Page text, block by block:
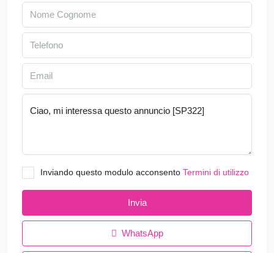
Inviando questo modulo acconsento Termini di utilizzo
Invia
WhatsApp